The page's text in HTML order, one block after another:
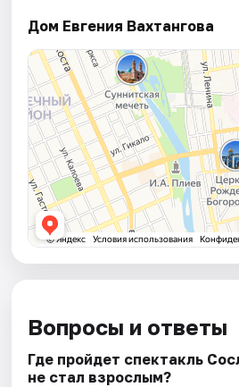
Дом Евгения Вахтангова
Вопросы и ответы
Где пройдет спектакль
не стал взрослым?